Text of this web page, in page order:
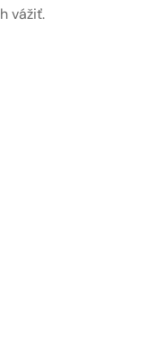
vážiť.